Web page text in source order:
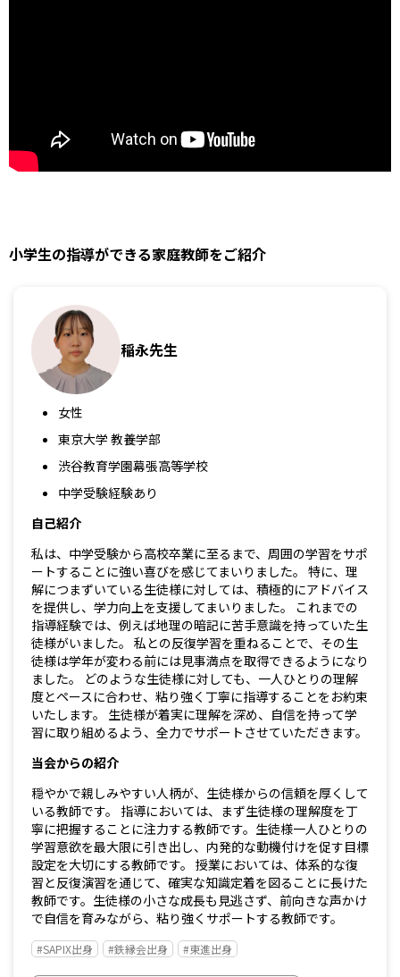
小学生の指導ができる家庭教師をご紹介
稲永先生
女性
東京大学 教養学部
渋谷教育学園幕張高等学校
中学受験経験あり
自己紹介
私は、中学受験から高校卒業に至るまで、周囲の学習をサポ
ートすることに強い喜びを感じてまいりました。 特に、理
解につまずいている生徒様に対しては、積極的にアドバイス
を提供し、学力向上を支援してまいりました。 これまでの
指導経験では、例えば地理の暗記に苦手意識を持っていた生
徒様がいました。 私との反復学習を重ねることで、その生
徒様は学年が変わる前には見事満点を取得できるようになり
ました。 どのような生徒様に対しても、一人ひとりの理解
度とペースに合わせ、粘り強く丁寧に指導することをお約束
いたします。 生徒様が着実に理解を深め、自信を持って学
習に取り組めるよう、全力でサポートさせていただきます。
当会からの紹介
穏やかで親しみやすい人柄が、生徒様からの信頼を厚くして
いる教師です。 指導においては、まず生徒様の理解度を丁
寧に把握することに注力する教師です。生徒様一人ひとりの
学習意欲を最大限に引き出し、内発的な動機付けを促す目標
設定を大切にする教師です。 授業においては、体系的な復
習と反復演習を通じて、確実な知識定着を図ることに長けた
教師です。生徒様の小さな成長も見逃さず、前向きな声かけ
で自信を育みながら、粘り強くサポートする教師です。
#SAPIX出身 #鉄縁会出身 #東進出身